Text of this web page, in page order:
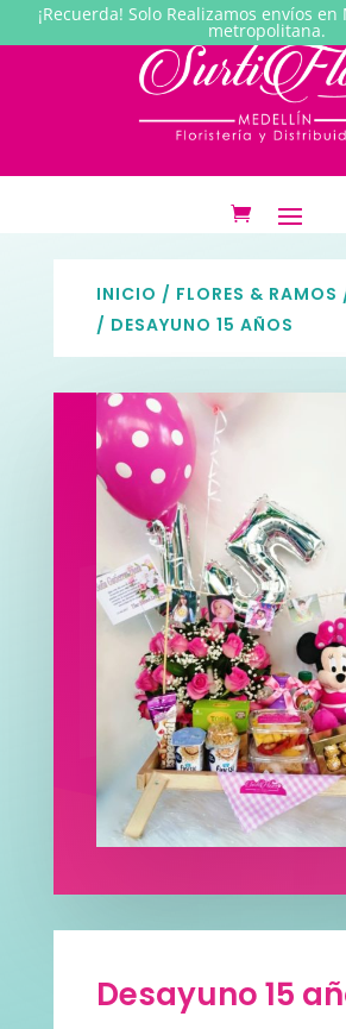
¡Recuerda! Solo Realizamos envíos en
metropolitana.
INICIO / FLORES & RAMOS
/ DESAYUNO 15 AÑOS
Desayuno 15